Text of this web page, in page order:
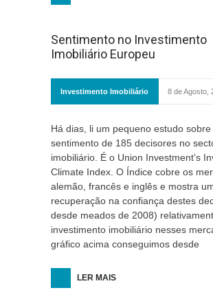
Sentimento no Investimento
Imobiliário Europeu
Investimento Imobiliário 8 de Agosto,
Há dias, li um pequeno estudo sobre
sentimento de 185 decisores no
imobiliário. É o Union Investment’s
Climate Index. O Índice cobre os
alemão, francês e inglês e mostra
recuperação na confiança destes
desde meados de 2008)
investimento imobiliário nesses
gráfico acima conseguimos desde
LER MAIS